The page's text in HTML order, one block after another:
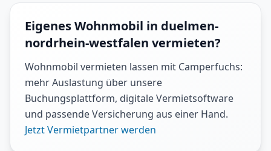
Eigenes Wohnmobil in duelmen-
nordrhein-westfalen vermieten?
Wohnmobil vermieten lassen mit Camperfuchs:
mehr Auslastung über unsere
Buchungsplattform, digitale Vermietsoftware
und passende Versicherung aus einer Hand.
Jetzt Vermietpartner werden